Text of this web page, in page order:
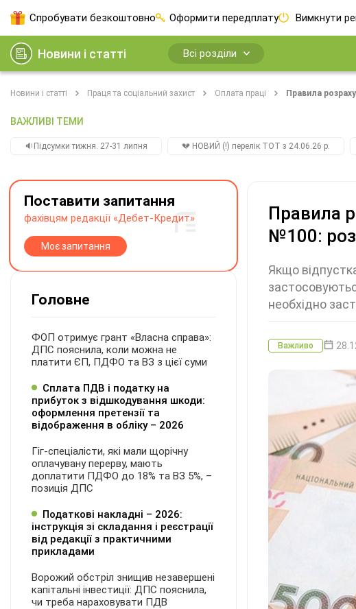
Спробувати безкоштовно Оформити передплату Вимкнути
Новини і статті Всі розділи
Новини і статті Праця та соціальний захист Оплата праці Правила
ВАЖЛИВІ ТЕМИ
🔉Підсумки тижня. 27-31 липня 💔 НОВИЙ (!) перелік ТОТ з 24.06.26 р.
Правила
№100:
Якщо
необхідно
Важливо
Поставити запитання
фахівцям редакції «Дебет-Кредит»
Моє запитання
Головне
ФОП отримує грант «Власна справа»:
ДПС пояснила, коли можна не
платити ЄП, ПДФО та ВЗ з цієї суми
Сплата ПДВ і податку на
прибуток з відшкодування шкоди:
оформлення претензії та
відображення в обліку – 2026
Гіг-спеціалісти, які мали щорічну
оплачувану перерву, мають
доплатити ПДФО до 18% та ВЗ 5%, –
позиція ДПС
Податкові накладні – 2026:
інструкція зі складання і реєстрації
від редакції з практичними
прикладами
Ворожий обстріл знищив незавершені
капітальні інвестиції: ДПС пояснила,
чи треба нараховувати ПДВ